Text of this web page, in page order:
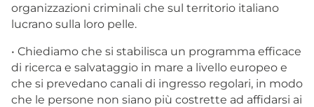
organizzazioni criminali che sul territorio italiano
lucrano sulla loro pelle.
• Chiediamo che si stabilisca un programma efficace
di ricerca e salvataggio in mare a livello europeo e
che si prevedano canali di ingresso regolari, in modo
che le persone non siano più costrette ad affidarsi ai